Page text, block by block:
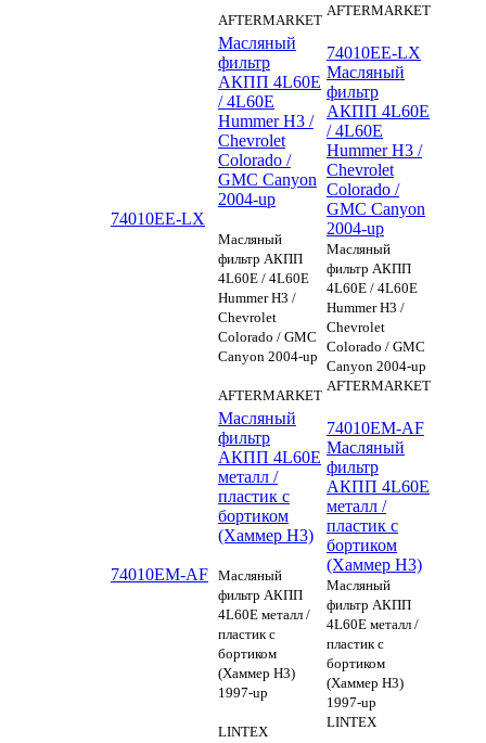
AFTERMARKET
AFTERMARKET
74010EE-LX
Масляный
фильтр
АКПП 4L60E
/ 4L60E
Hummer H3 /
Chevrolet
Colorado /
GMC Canyon
2004-up
Масляный
фильтр АКПП
4L60E / 4L60E
Hummer H3 /
Chevrolet
Colorado / GMC
Canyon 2004-up
AFTERMARKET
74010EE-LX
Масляный
фильтр
АКПП 4L60E
/ 4L60E
Hummer H3 /
Chevrolet
Colorado /
GMC Canyon
2004-up
Масляный
фильтр АКПП
4L60E / 4L60E
Hummer H3 /
Chevrolet
Colorado / GMC
Canyon 2004-up
AFTERMARKET
74010EM-AF
Масляный
фильтр
АКПП 4L60E
металл /
пластик с
бортиком
(Хаммер H3)
Масляный
фильтр АКПП
4L60E металл /
пластик с
бортиком
(Хаммер H3)
1997-up
LINTEX
74010EM-AF
Масляный
фильтр
АКПП 4L60E
металл /
пластик с
бортиком
(Хаммер H3)
Масляный
фильтр АКПП
4L60E металл /
пластик с
бортиком
(Хаммер H3)
1997-up
LINTEX